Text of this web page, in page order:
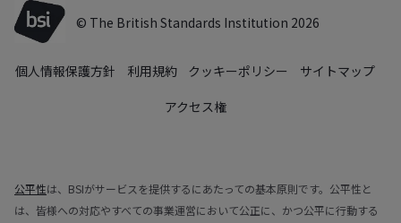
© The British Standards Institution 2026
個人情報保護方針 利用規約 クッキーポリシー
サイトマップ
アクセス権
公平性は、BSIがサービスを提供するにあたっての基本原則です。公平性と
は、皆様への対応やすべての事業運営において公正に、かつ公平に行動する